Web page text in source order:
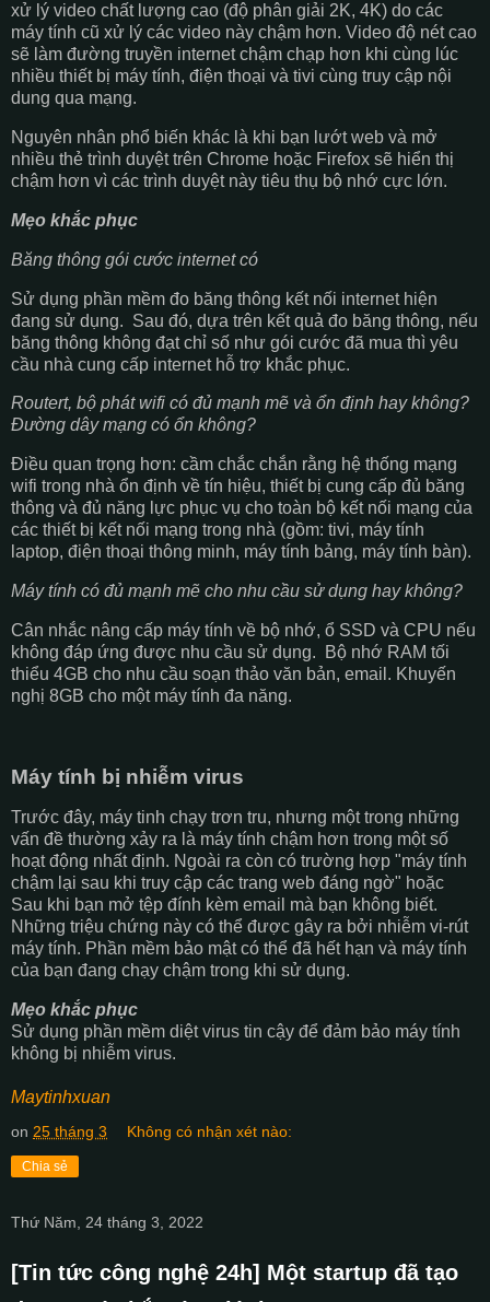
xử lý video chất lượng cao (độ phân giải 2K, 4K) do các
máy tính cũ xử lý các video này chậm hơn. Video độ nét cao
sẽ làm đường truyền internet chậm chạp hơn khi cùng lúc
nhiều thiết bị máy tính, điện thoại và tivi cùng truy cập nội
dung qua mạng.
Nguyên nhân phổ biến khác là khi bạn lướt web và mở
nhiều thẻ trình duyệt trên Chrome hoặc Firefox sẽ hiển thị
chậm hơn vì các trình duyệt này tiêu thụ bộ nhớ cực lớn.
Mẹo khắc phục
Băng thông gói cước internet có
Sử dụng phần mềm đo băng thông kết nối internet hiện
đang sử dụng. Sau đó, dựa trên kết quả đo băng thông, nếu
băng thông không đạt chỉ số như gói cước đã mua thì yêu
cầu nhà cung cấp internet hỗ trợ khắc phục.
Routert, bộ phát wifi có đủ mạnh mẽ và ổn định hay không?
Đường dây mạng có ổn không?
Điều quan trọng hơn: cầm chắc chắn rằng hệ thống mạng
wifi trong nhà ổn định về tín hiệu, thiết bị cung cấp đủ băng
thông và đủ năng lực phục vụ cho toàn bộ kết nối mạng của
các thiết bị kết nối mạng trong nhà (gồm: tivi, máy tính
laptop, điện thoại thông minh, máy tính bảng, máy tính bàn).
Máy tính có đủ mạnh mẽ cho nhu cầu sử dụng hay không?
Cân nhắc nâng cấp máy tính về bộ nhớ, ổ SSD và CPU nếu
không đáp ứng được nhu cầu sử dụng. Bộ nhớ RAM tối
thiểu 4GB cho nhu cầu soạn thảo văn bản, email. Khuyến
nghị 8GB cho một máy tính đa năng.
Máy tính bị nhiễm virus
Trước đây, máy tinh chạy trơn tru, nhưng một trong những
vấn đề thường xảy ra là máy tính chậm hơn trong một số
hoạt động nhất định. Ngoài ra còn có trường hợp "máy tính
chậm lại sau khi truy cập các trang web đáng ngờ" hoặc
Sau khi bạn mở tệp đính kèm email mà bạn không biết.
Những triệu chứng này có thể được gây ra bởi nhiễm vi-rút
máy tính. Phần mềm bảo mật có thể đã hết hạn và máy tính
của bạn đang chạy chậm trong khi sử dụng.
Mẹo khắc phục
Sử dụng phần mềm diệt virus tin cậy để đảm bảo máy tính
không bị nhiễm virus.
Maytinhxuan
on 25 tháng 3 Không có nhận xét nào:
Chia sẻ
Thứ Năm, 24 tháng 3, 2022
[Tin tức công nghệ 24h] Một startup đã tạo